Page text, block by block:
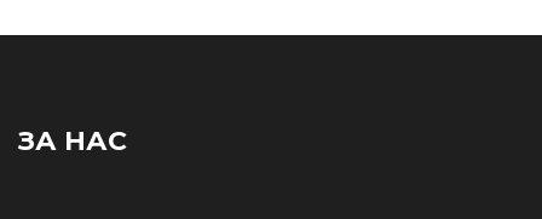
ЗА НАС